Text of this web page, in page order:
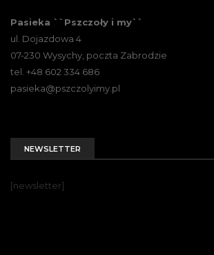
Pasieka ``Pszczoły i my``
ul. Dojazdowa 4
07-230 Wysychy, poczta Zabrodzie
tel. +48 602 334 686
pasieka@pszczolyimy.pl
NEWSLETTER
[newsletter]